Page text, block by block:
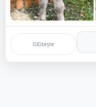
Citește